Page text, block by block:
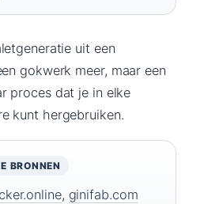
uit een
gokwerk meer, maar een
proces dat je in elke
kunt hergebruiken.
BRONNEN
, ginifab.com